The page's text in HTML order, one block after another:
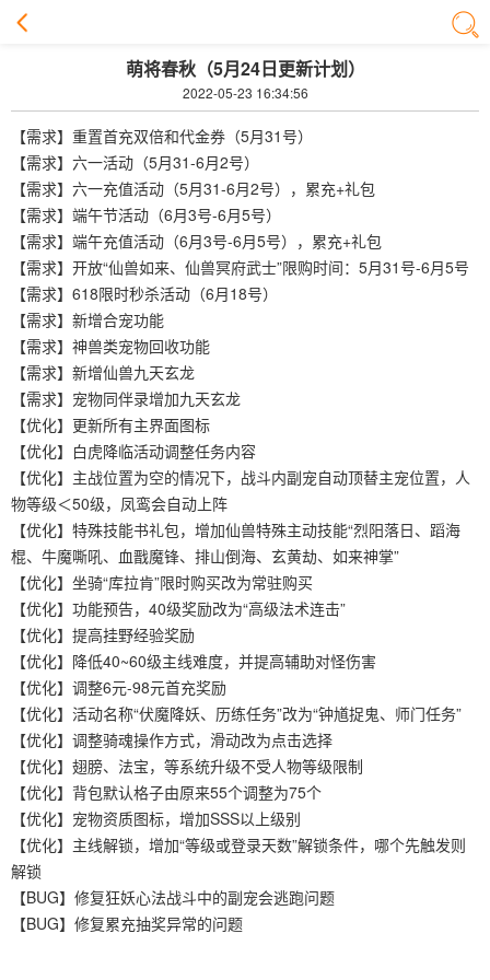
萌将春秋（5月24日更新计划）
2022-05-23 16:34:56
【需求】重置首充双倍和代金券（5月31号）
【需求】六一活动（5月31-6月2号）
【需求】六一充值活动（5月31-6月2号），累充+礼包
【需求】端午节活动（6月3号-6月5号）
【需求】端午充值活动（6月3号-6月5号），累充+礼包
【需求】开放“仙兽如来、仙兽冥府武士”限购时间：5月31号-6月5号
【需求】618限时秒杀活动（6月18号）
【需求】新增合宠功能
【需求】神兽类宠物回收功能
【需求】新增仙兽九天玄龙
【需求】宠物同伴录增加九天玄龙
【优化】更新所有主界面图标
【优化】白虎降临活动调整任务内容
【优化】主战位置为空的情况下，战斗内副宠自动顶替主宠位置，人
物等级＜50级，凤鸾会自动上阵
【优化】特殊技能书礼包，增加仙兽特殊主动技能“烈阳落日、蹈海
棍、牛魔嘶吼、血戬魔锋、排山倒海、玄黄劫、如来神掌”
【优化】坐骑“库拉肯”限时购买改为常驻购买
【优化】功能预告，40级奖励改为“高级法术连击”
【优化】提高挂野经验奖励
【优化】降低40~60级主线难度，并提高辅助对怪伤害
【优化】调整6元-98元首充奖励
【优化】活动名称“伏魔降妖、历练任务”改为“钟馗捉鬼、师门任务”
【优化】调整骑魂操作方式，滑动改为点击选择
【优化】翅膀、法宝，等系统升级不受人物等级限制
【优化】背包默认格子由原来55个调整为75个
【优化】宠物资质图标，增加SSS以上级别
【优化】主线解锁，增加“等级或登录天数”解锁条件，哪个先触发则
解锁
【BUG】修复狂妖心法战斗中的副宠会逃跑问题
【BUG】修复累充抽奖异常的问题